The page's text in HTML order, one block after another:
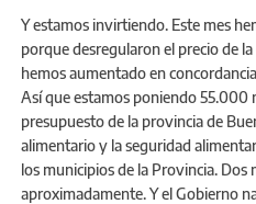
Y estamos invirtiendo. Este mes
porque desregularon el precio de
hemos aumentado en
Así que estamos poniendo 55.000
presupuesto de la provincia de
alimentario y la seguridad
los municipios de la Provincia. Dos
aproximadamente. Y el Gobierno